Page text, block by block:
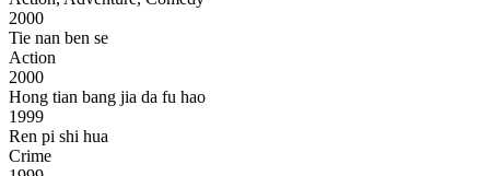
2000
Tie nan ben se
Action
2000
Hong tian bang jia da fu hao
1999
Ren pi shi hua
Crime